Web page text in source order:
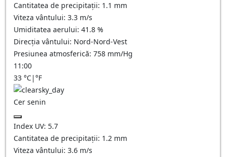
Cantitatea de precipitații: 1.1 mm
Viteza vântului: 3.3 m/s
Umiditatea aerului: 41.8 %
Direcția vântului: Nord-Nord-Vest
Presiunea atmosferică: 758 mm/Hg
11:00
33 °C|°F
Cer senin
Index UV: 5.7
Cantitatea de precipitații: 1.2 mm
Viteza vântului: 3.6 m/s